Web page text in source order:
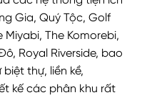
Gia, Quý Tộc, Golf
The Komorebi,
Royal Riverside, bao
thự, liền kề,
kế các phân khu rất